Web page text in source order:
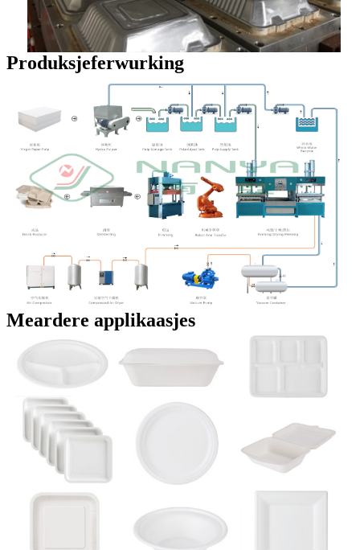
Produksjeferwurking
Meardere applikaasjes